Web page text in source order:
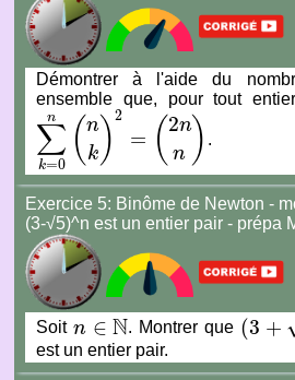
Démontrer à l'aide du
ensemble que, pour tout
∑
k=0
n ( n
k) 2
= (2n
n )
∑k 0n (n k) =(2 n .
Exercice 5: Binôme de Newton -
(3-√5)^n est un entier pair - prépa
Soitn ∈ N
n∈N . Montrer que (3 +
( 3+ 5) n
est un entier pair.